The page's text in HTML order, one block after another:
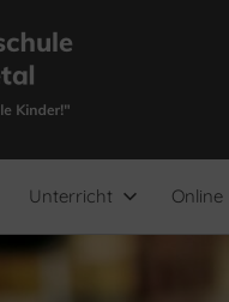
Unterricht Online